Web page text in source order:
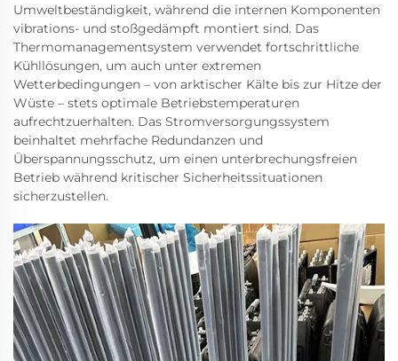
Umweltbeständigkeit, während die internen Komponenten
vibrations- und stoßgedämpft montiert sind. Das
Thermomanagementsystem verwendet fortschrittliche
Kühllösungen, um auch unter extremen
Wetterbedingungen – von arktischer Kälte bis zur Hitze der
Wüste – stets optimale Betriebstemperaturen
aufrechtzuerhalten. Das Stromversorgungssystem
beinhaltet mehrfache Redundanzen und
Überspannungsschutz, um einen unterbrechungsfreien
Betrieb während kritischer Sicherheitssituationen
sicherzustellen.